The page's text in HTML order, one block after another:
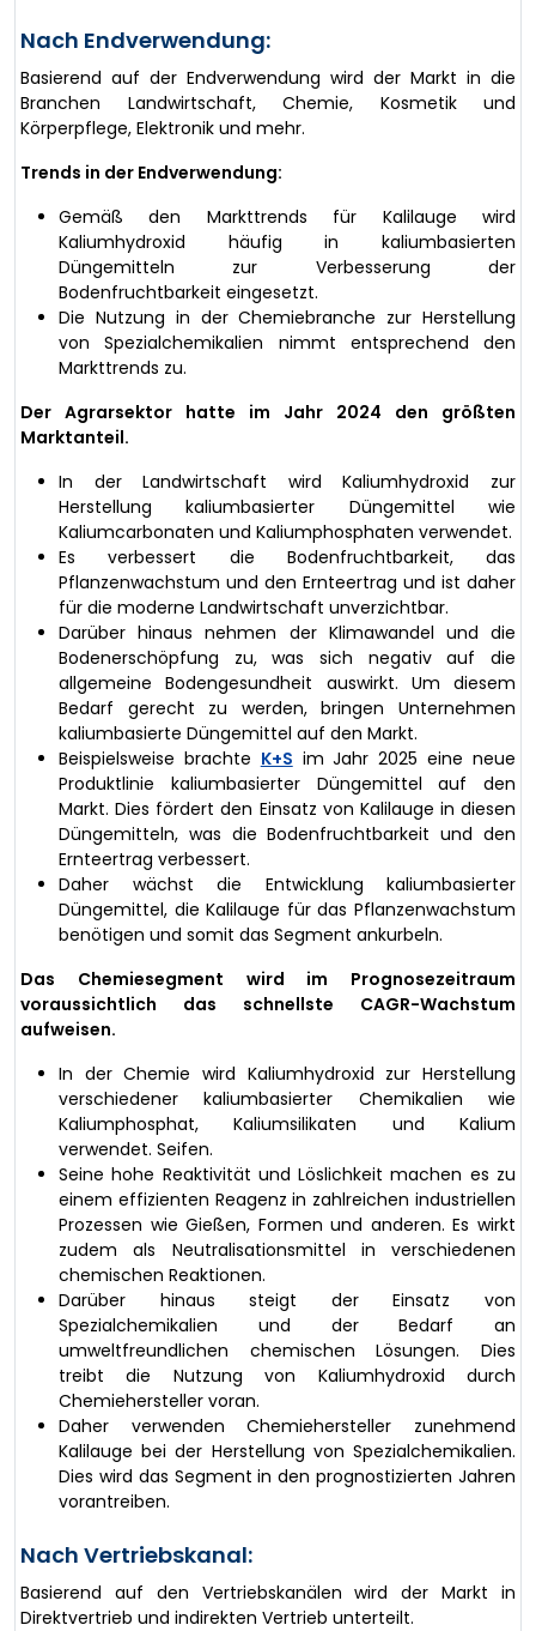
Nach Endverwendung:
Basierend auf der Endverwendung wird der Markt in die
Branchen Landwirtschaft, Chemie, Kosmetik und
Körperpflege, Elektronik und mehr.
Trends in der Endverwendung:
Gemäß den Markttrends für Kalilauge wird
Kaliumhydroxid häufig in kaliumbasierten
Düngemitteln zur Verbesserung der
Bodenfruchtbarkeit eingesetzt.
Die Nutzung in der Chemiebranche zur Herstellung
von Spezialchemikalien nimmt entsprechend den
Markttrends zu.
Der Agrarsektor hatte im Jahr 2024 den größten
Marktanteil.
In der Landwirtschaft wird Kaliumhydroxid zur
Herstellung kaliumbasierter Düngemittel wie
Kaliumcarbonaten und Kaliumphosphaten verwendet.
Es verbessert die Bodenfruchtbarkeit, das
Pflanzenwachstum und den Ernteertrag und ist daher
für die moderne Landwirtschaft unverzichtbar.
Darüber hinaus nehmen der Klimawandel und die
Bodenerschöpfung zu, was sich negativ auf die
allgemeine Bodengesundheit auswirkt. Um diesem
Bedarf gerecht zu werden, bringen Unternehmen
kaliumbasierte Düngemittel auf den Markt.
Beispielsweise brachte K+S im Jahr 2025 eine neue
Produktlinie kaliumbasierter Düngemittel auf den
Markt. Dies fördert den Einsatz von Kalilauge in diesen
Düngemitteln, was die Bodenfruchtbarkeit und den
Ernteertrag verbessert.
Daher wächst die Entwicklung kaliumbasierter
Düngemittel, die Kalilauge für das Pflanzenwachstum
benötigen und somit das Segment ankurbeln.
Das Chemiesegment wird im Prognosezeitraum
voraussichtlich das schnellste CAGR-Wachstum
aufweisen.
In der Chemie wird Kaliumhydroxid zur Herstellung
verschiedener kaliumbasierter Chemikalien wie
Kaliumphosphat, Kaliumsilikaten und Kalium
verwendet. Seifen.
Seine hohe Reaktivität und Löslichkeit machen es zu
einem effizienten Reagenz in zahlreichen industriellen
Prozessen wie Gießen, Formen und anderen. Es wirkt
zudem als Neutralisationsmittel in verschiedenen
chemischen Reaktionen.
Darüber hinaus steigt der Einsatz von
Spezialchemikalien und der Bedarf an
umweltfreundlichen chemischen Lösungen. Dies
treibt die Nutzung von Kaliumhydroxid durch
Chemiehersteller voran.
Daher verwenden Chemiehersteller zunehmend
Kalilauge bei der Herstellung von Spezialchemikalien.
Dies wird das Segment in den prognostizierten Jahren
vorantreiben.
Nach Vertriebskanal:
Basierend auf den Vertriebskanälen wird der Markt in
Direktvertrieb und indirekten Vertrieb unterteilt.